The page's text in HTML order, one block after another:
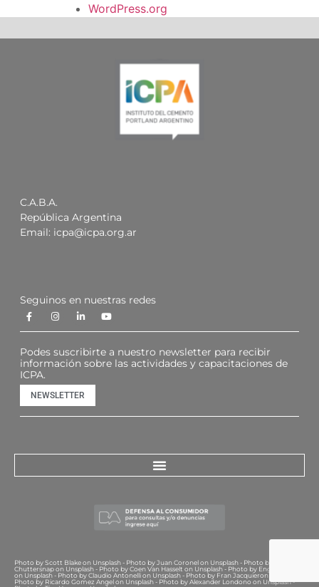
WordPress.org
C.A.B.A.
República Argentina
Email: icpa@icpa.org.ar
Seguinos en nuestras redes
Podes suscribirte a nuestro newsletter para recibir
información sobre las actividades y capacitaciones de
ICPA.
NEWSLETTER
Photo by Scott Blake on Unsplash - Photo by Juan Coronel on Unsplash - Photo by
Chuttersnap on Unsplash - Photo by Coen Van Hasselt on Unsplash - Photo by Engin Akyurt
on Unsplash - Photo by Claudio Antonelli on Unsplash - Photo by Fran Jacquieron Unsplash -
Photo by Ricardo Gomez Angel on Unsplash - Photo by Alexander Londono on Unsplash -